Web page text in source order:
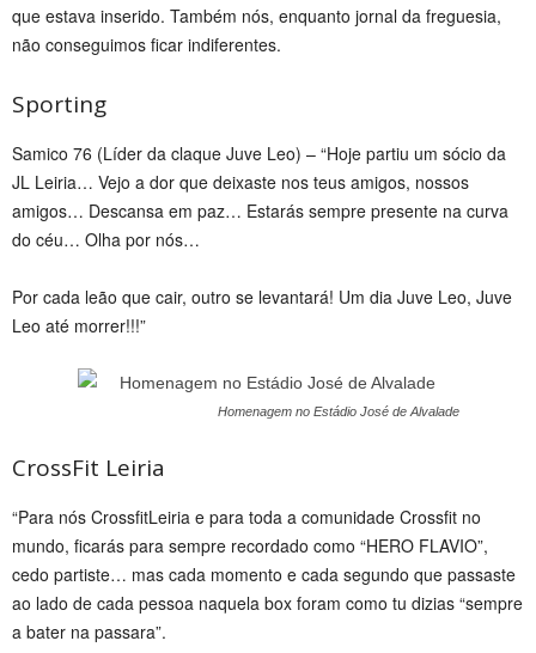
que estava inserido. Também nós, enquanto jornal da freguesia,
não conseguimos ficar indiferentes.
Sporting
Samico 76 (Líder da claque Juve Leo) – “Hoje partiu um sócio da
JL Leiria… Vejo a dor que deixaste nos teus amigos, nossos
amigos… Descansa em paz… Estarás sempre presente na curva
do céu… Olha por nós…
Por cada leão que cair, outro se levantará! Um dia Juve Leo, Juve
Leo até morrer!!!”
Homenagem no Estádio José de Alvalade
CrossFit Leiria
“Para nós CrossfitLeiria e para toda a comunidade Crossfit no
mundo, ficarás para sempre recordado como “HERO FLAVIO”,
cedo partiste… mas cada momento e cada segundo que passaste
ao lado de cada pessoa naquela box foram como tu dizias “sempre
a bater na passara”.